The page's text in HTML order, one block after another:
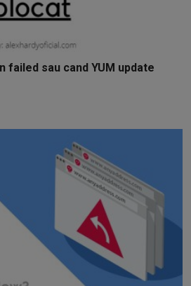
failed sau cand YUM update